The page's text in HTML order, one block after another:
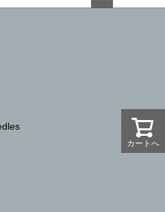
カートへ
カートへ